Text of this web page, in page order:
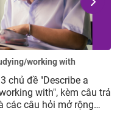
working with
chủ đề "Describe a
with", kèm câu trả
các câu hỏi mở rộng